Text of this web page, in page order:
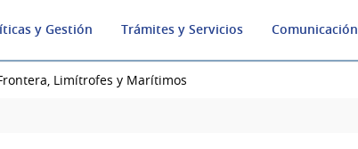
y Gestión Trámites y Servicios Comunicación
Limítrofes y Marítimos